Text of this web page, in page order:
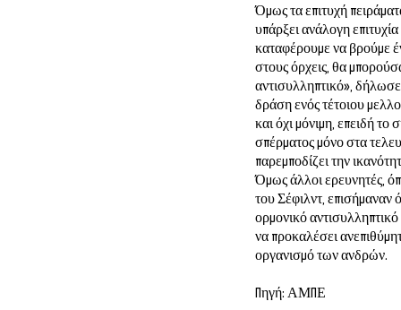
Όμως τα επιτυχή
υπάρξει ανάλογη
καταφέρουμε να βρούμε
στους όρχεις, θα
αντισυλληπτικό»,
δράση ενός τέτοιου
και όχι μόνιμη, επειδή το
σπέρματος μόνο στα
παρεμποδίζει την
Όμως άλλοι ερευνητές,
του Σέφιλντ, επισήμαναν
ορμονικό
να προκαλέσει
οργανισμό των ανδρών.
Πηγή: ΑΜΠΕ